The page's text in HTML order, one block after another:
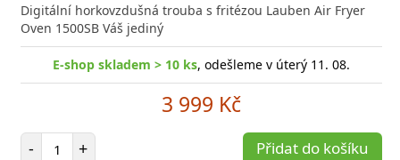
Digitální horkovzdušná trouba s fritézou Lauben Air Fryer
Oven 1500SB Váš jediný
E-shop skladem > 10 ks, odešleme v úterý 11. 08.
3 999 Kč
- Počet položek
+ Přidat do košíku